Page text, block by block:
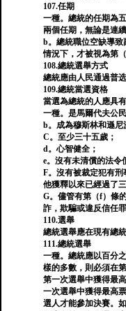
107.任期
一種。總統的任期為
兩個任期，無論是連
b。總統職位空缺導
情況下，才被視為第
108.總統選舉方式
總統應由人民通過普
109.總統當選資格
當選為總統的人應具
一種。是馬爾代夫公
b。成為穆斯林和遜尼
C。至少三十五歲；
d。心智健全；
e。沒有未清償的法令
F。沒有被裁定犯有
他獲釋以來已經過了
G。儘管有第（f）條
詐，欺騙或違反信任罪
110.選舉
總統選舉應在現有總
111.總統選舉
一種。總統應以百分
樣的多數，則必須在
第一次選舉中獲得最
一次選舉中獲得最高
選人才能參加決賽。